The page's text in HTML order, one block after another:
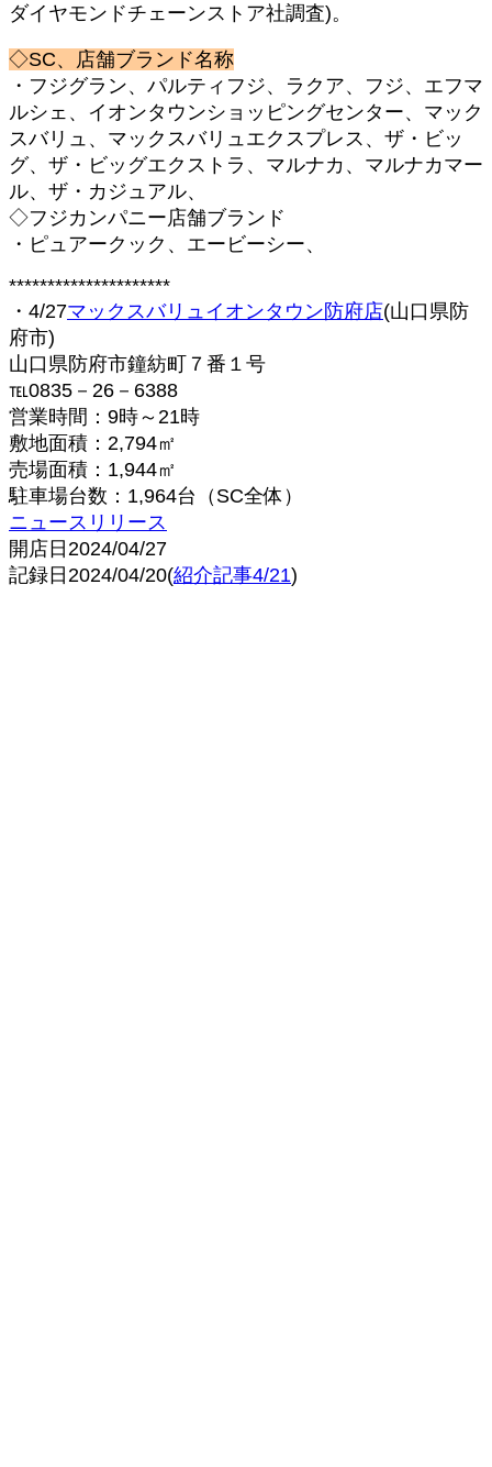
ダイヤモンドチェーンストア社調査)。
◇SC、店舗ブランド名称
・フジグラン、パルティフジ、ラクア、フジ、エフマ
ルシェ、イオンタウンショッピングセンター、マック
スバリュ、マックスバリュエクスプレス、ザ・ビッ
グ、ザ・ビッグエクストラ、マルナカ、マルナカマー
ル、ザ・カジュアル、
◇フジカンパニー店舗ブランド
・ピュアークック、エービーシー、
*********************
・4/27マックスバリュイオンタウン防府店(山口県防
府市)
山口県防府市鐘紡町７番１号
℡0835－26－6388
営業時間：9時～21時
敷地面積：2,794㎡
売場面積：1,944㎡
駐車場台数：1,964台（SC全体）
ニュースリリース
開店日2024/04/27
記録日2024/04/20(紹介記事4/21)